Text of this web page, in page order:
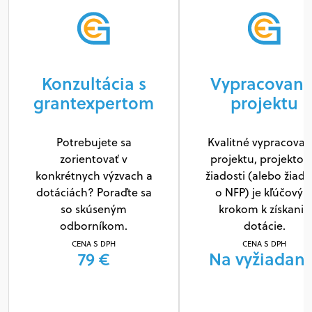
Konzultácia s
grantexpertom
Potrebujete sa
zorientovať v
konkrétnych výzvach a
dotáciách? Poraďte sa
so skúseným
odborníkom.
CENA S DPH
79 €
projektu
Kvalitné
projektu,
žiadosti (alebo
o NFP) je
krokom k získaniu
dotácie.
CENA S DPH
Na